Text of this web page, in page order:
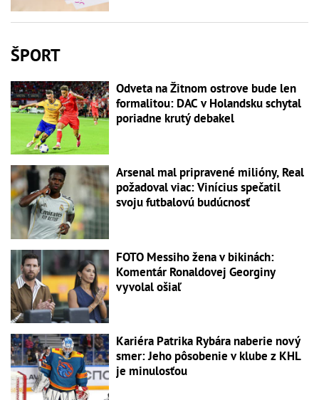
ŠPORT
Odveta na Žitnom ostrove bude len
formalitou: DAC v Holandsku schytal
poriadne krutý debakel
Arsenal mal pripravené milióny, Real
požadoval viac: Vinícius spečatil
svoju futbalovú budúcnosť
FOTO Messiho žena v bikinách:
Komentár Ronaldovej Georginy
vyvolal ošiaľ
Kariéra Patrika Rybára naberie nový
smer: Jeho pôsobenie v klube z KHL
je minulosťou